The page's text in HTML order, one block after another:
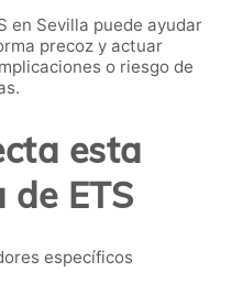
en Sevilla puede ayudar
precoz y actuar
o riesgo de
esta
ETS
específicos